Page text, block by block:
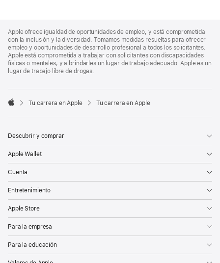
Footer
Apple ofrece igualdad de oportunidades de empleo, y está comprometida
con la inclusión y la diversidad. Tomamos medidas resueltas para ofrecer
empleo y oportunidades de desarrollo profesional a todos los solicitantes.
Apple está comprometida a trabajar con solicitantes con discapacidades
físicas o mentales, y a brindarles un lugar de trabajo adecuado. Apple es un
lugar de trabajo libre de drogas.

Tu carrera en Apple Tu carrera en Apple
Descubrir y comprar
Apple Wallet
Cuenta
Entretenimiento
Apple Store
Para la empresa
Para la educación